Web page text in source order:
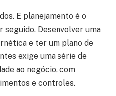
E planejamento é o
seguido. Desenvolver uma
e ter um plano de
exige uma série de
ao negócio, com
e controles.